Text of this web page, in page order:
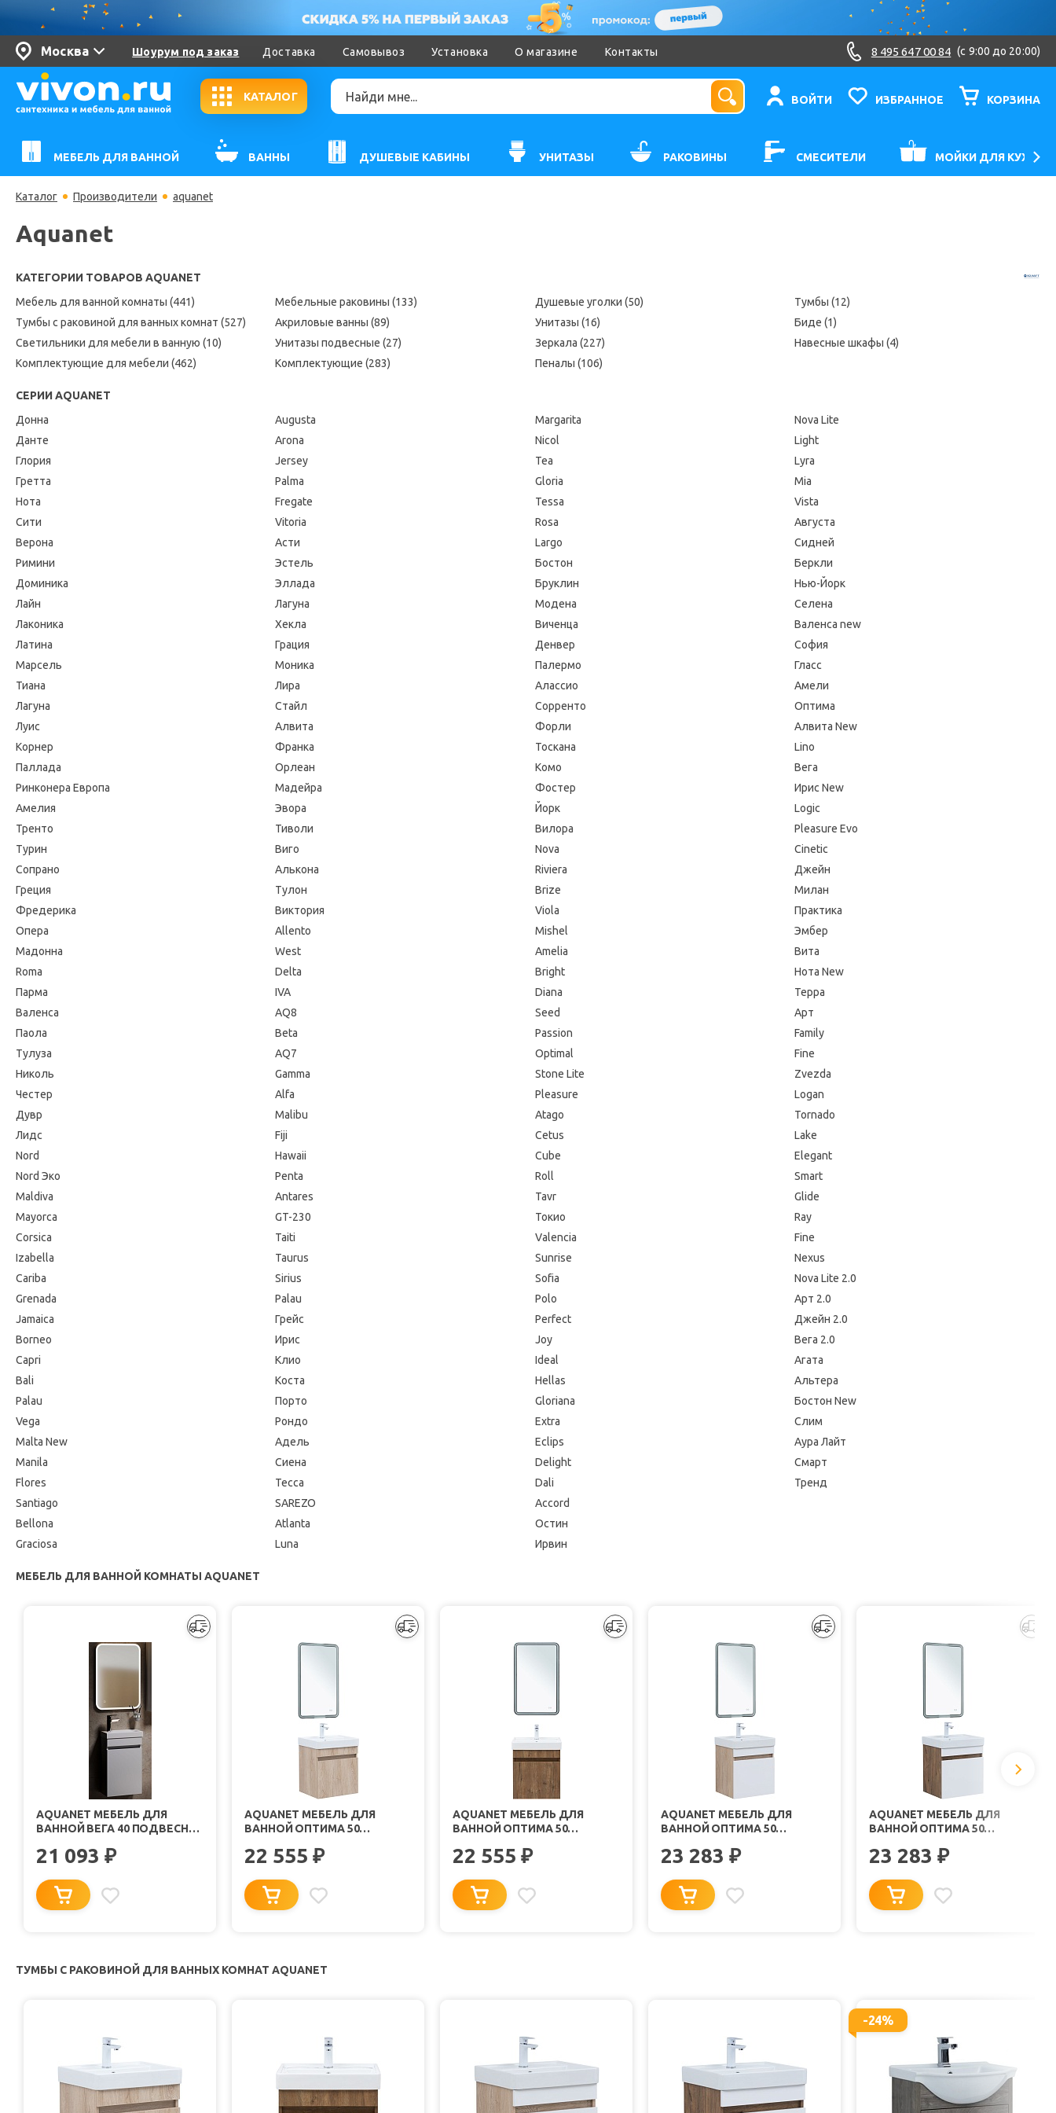
Москва Шоурум под заказ Доставка Самовывоз Установка О магазине Контакты 8 495 647 00 84 (c 9:00 до 20:00)
КАТАЛОГ ВОЙТИ ИЗБРАННОЕ КОРЗИНА
МЕБЕЛЬ ДЛЯ ВАННОЙ ВАННЫ ДУШЕВЫЕ КАБИНЫ УНИТАЗЫ РАКОВИНЫ СМЕСИТЕЛИ МОЙКИ ДЛЯ КУХНИ
Каталог Производители aquanet
Aquanet
КАТЕГОРИИ ТОВАРОВ AQUANET
Мебель для ванной комнаты (441)
Тумбы с раковиной для ванных комнат (527)
Светильники для мебели в ванную (10)
Комплектующие для мебели (462)
Мебельные раковины (133)
Акриловые ванны (89)
Унитазы подвесные (27)
Комплектующие (283)
Душевые уголки (50)
Унитазы (16)
Зеркала (227)
Пеналы (106)
Тумбы (12)
Биде (1)
Навесные шкафы (4)
СЕРИИ AQUANET
Донна
Данте
Глория
Гретта
Нота
Сити
Верона
Римини
Доминика
Лайн
Лаконика
Латина
Марсель
Тиана
Лагуна
Луис
Корнер
Паллада
Ринконера Европа
Амелия
Тренто
Турин
Сопрано
Греция
Фредерика
Опера
Мадонна
Roma
Парма
Валенса
Паола
Тулуза
Николь
Честер
Дувр
Лидс
Nord
Nord Эко
Maldiva
Mayorca
Corsica
Izabella
Cariba
Grenada
Jamaica
Borneo
Capri
Bali
Palau
Vega
Malta New
Manila
Flores
Santiago
Bellona
Graciosa
Augusta
Arona
Jersey
Palma
Fregate
Vitoria
Асти
Эстель
Эллада
Лагуна
Хекла
Грация
Моника
Лира
Стайл
Алвита
Франка
Орлеан
Мадейра
Эвора
Тиволи
Виго
Алькона
Тулон
Виктория
Allento
West
Delta
IVA
AQ8
Beta
AQ7
Gamma
Alfa
Malibu
Fiji
Hawaii
Penta
Antares
GT-230
Taiti
Taurus
Sirius
Palau
Грейс
Ирис
Клио
Коста
Порто
Рондо
Адель
Сиена
Тесса
SAREZO
Atlanta
Luna
Margarita
Nicol
Tea
Gloria
Tessa
Rosa
Largo
Бостон
Бруклин
Модена
Виченца
Денвер
Палермо
Алассио
Сорренто
Форли
Тоскана
Комо
Фостер
Йорк
Вилора
Nova
Riviera
Brize
Viola
Mishel
Amelia
Bright
Diana
Seed
Passion
Optimal
Stone Lite
Pleasure
Atago
Cetus
Cube
Roll
Tavr
Токио
Valencia
Sunrise
Sofia
Polo
Perfect
Joy
Ideal
Hellas
Gloriana
Extra
Eclips
Delight
Dali
Accord
Остин
Ирвин
Nova Lite
Light
Lyra
Mia
Vista
Августа
Сидней
Беркли
Нью-Йорк
Селена
Валенса new
София
Гласс
Амели
Оптима
Алвита New
Lino
Вега
Ирис New
Logic
Pleasure Evo
Cinetic
Джейн
Милан
Практика
Эмбер
Вита
Нота New
Терра
Арт
Family
Fine
Zvezda
Logan
Tornado
Lake
Elegant
Smart
Glide
Ray
Fine
Nexus
Nova Lite 2.0
Арт 2.0
Джейн 2.0
Вега 2.0
Агата
Альтера
Бостон New
Слим
Аура Лайт
Смарт
Тренд
МЕБЕЛЬ ДЛЯ ВАННОЙ КОМНАТЫ AQUANET
AQUANET МЕБЕЛЬ ДЛЯ
ВАННОЙ ВЕГА 40 ПОДВЕСНАЯ
21 093 ₽
AQUANET МЕБЕЛЬ ДЛЯ
ВАННОЙ ОПТИМА 50
22 555 ₽
AQUANET МЕБЕЛЬ ДЛЯ
ВАННОЙ ОПТИМА 50
РУСТИКАЛЬНЫЙ
22 555 ₽
AQUANET МЕБЕЛЬ ДЛЯ
ВАННОЙ ОПТИМА 50
БЕЛЫЙ САТИН
23 283 ₽
AQUANET МЕБЕЛЬ ДЛЯ
ВАННОЙ ОПТИМА 50
РУСТИКАЛЬНЫЙ/БЕЛЫЙ
23 283 ₽
ТУМБЫ С РАКОВИНОЙ ДЛЯ ВАННЫХ КОМНАТ AQUANET
-24%